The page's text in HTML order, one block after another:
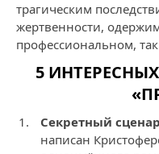
трагическим
жертвенности,
профессиональном,
5
Секретный
написан